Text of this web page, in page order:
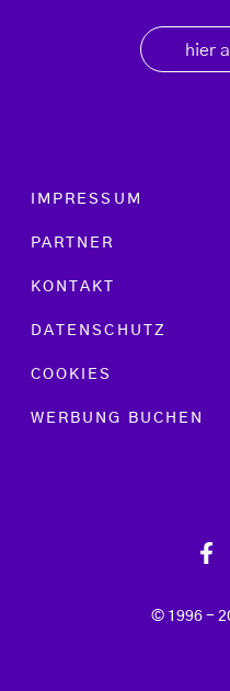
hier
Footer menu
IMPRESSUM
PARTNER
KONTAKT
DATENSCHUTZ
COOKIES
WERBUNG BUCHEN
© 1996 -